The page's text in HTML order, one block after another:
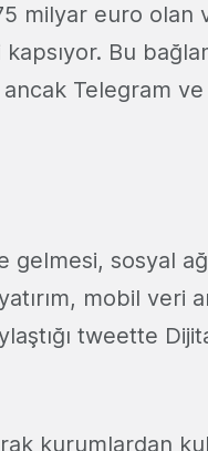
milyar euro olan
Bu
Telegram
gelmesi, sosyal
mobil veri
tweette
kurumlardan